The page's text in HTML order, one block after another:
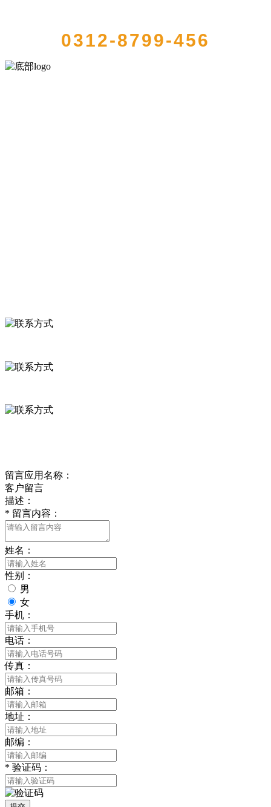
0312-8799-456
留言应用名称：
客户留言
描述：
* 留言内容：
姓名：
性别：
男
女
手机：
电话：
传真：
邮箱：
地址：
邮编：
* 验证码：